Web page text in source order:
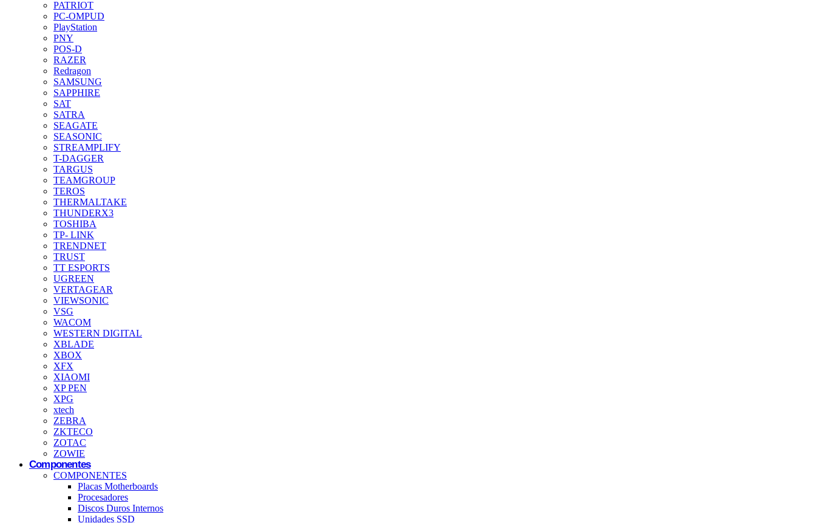
PATRIOT
PC-OMPUD
PlayStation
PNY
POS-D
RAZER
Redragon
SAMSUNG
SAPPHIRE
SAT
SATRA
SEAGATE
SEASONIC
STREAMPLIFY
T-DAGGER
TARGUS
TEAMGROUP
TEROS
THERMALTAKE
THUNDERX3
TOSHIBA
TP- LINK
TRENDNET
TRUST
TT ESPORTS
UGREEN
VERTAGEAR
VIEWSONIC
VSG
WACOM
WESTERN DIGITAL
XBLADE
XBOX
XFX
XIAOMI
XP PEN
XPG
xtech
ZEBRA
ZKTECO
ZOTAC
ZOWIE
Componentes
COMPONENTES
Placas Motherboards
Procesadores
Discos Duros Internos
Unidades SSD